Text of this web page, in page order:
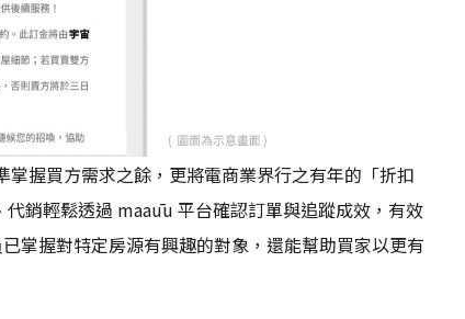
握買方需求之餘，更將電商業界行之有年的「折扣
銷輕鬆透過 maaūu 平台確認訂單與追蹤成效，有效
掌握對特定房源有興趣的對象，還能幫助買家以更有